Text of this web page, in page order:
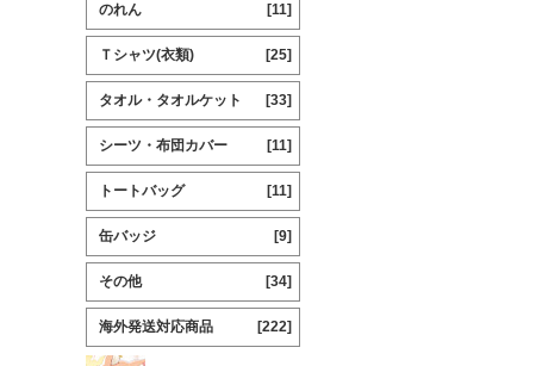
のれん [11]
Ｔシャツ(衣類) [25]
タオル・タオルケット [33]
シーツ・布団カバー [11]
トートバッグ [11]
缶バッジ [9]
その他 [34]
海外発送対応商品 [222]